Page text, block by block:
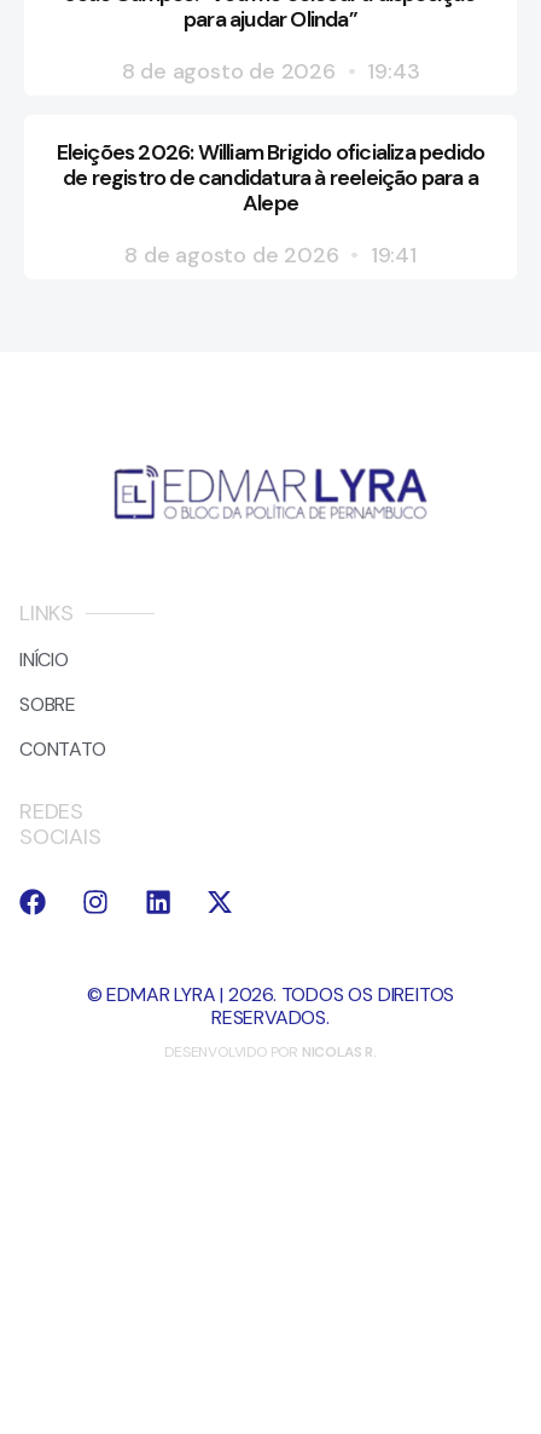
para ajudar Olinda”
8 de agosto de 2026
19:43
Eleições 2026: William Brigido oficializa pedido
de registro de candidatura à reeleição para a
Alepe
8 de agosto de 2026
19:41
LINKS
INÍCIO
SOBRE
CONTATO
REDES
SOCIAIS
© EDMAR LYRA | 2026. TODOS OS DIREITOS
RESERVADOS.
DESENVOLVIDO POR NICOLAS R.